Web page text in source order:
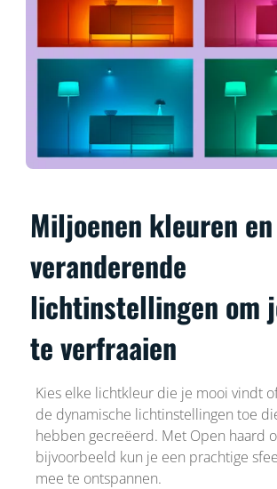
Miljoenen kleuren en
veranderende
lichtinstellingen om
te verfraaien
Kies elke lichtkleur die je mooi vindt
de dynamische lichtinstellingen toe
hebben gecreëerd. Met Open haard
bijvoorbeeld kun je een prachtige
mee te ontspannen.